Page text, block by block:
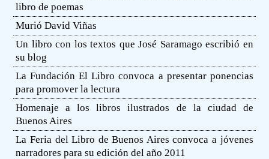
libro de poemas
Murió David Viñas
Un libro con los textos que José Saramago escribió en
su blog
La Fundación El Libro convoca a presentar ponencias
para promover la lectura
Homenaje a los libros ilustrados de la ciudad de
Buenos Aires
La Feria del Libro de Buenos Aires convoca a jóvenes
narradores para su edición del año 2011